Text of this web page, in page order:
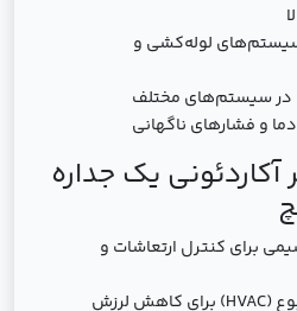
لوله‌کشی و
در سیستم‌های مختلف
و فشارهای ناگهانی
آکاردئونی یک جداره
برای کنترل ارتعاشات و
سیستم‌های تهویه مطبوع (HVAC) برای کاهش لرزش